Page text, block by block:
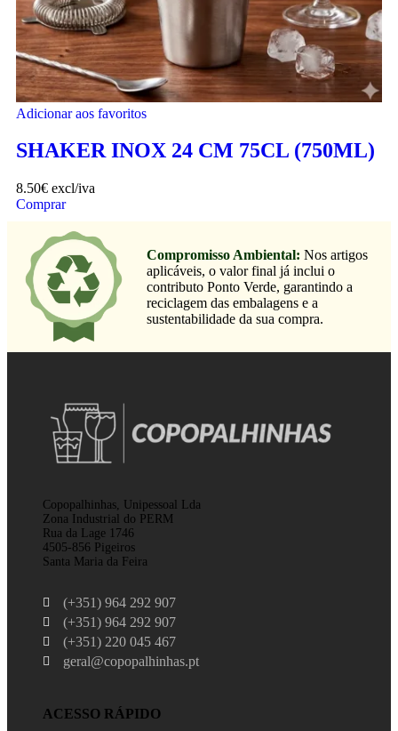
Adicionar aos favoritos
SHAKER INOX 24 CM 75CL (750ML)
8.50€ excl/iva
Comprar
Compromisso Ambiental: Nos artigos
aplicáveis, o valor final já inclui o
contributo Ponto Verde, garantindo a
reciclagem das embalagens e a
sustentabilidade da sua compra.
Copopalhinhas, Unipessoal Lda
Zona Industrial do PERM
Rua da Lage 1746
4505-856 Pigeiros
Santa Maria da Feira
(+351) 964 292 907
(+351) 964 292 907
(+351) 220 045 467
geral@copopalhinhas.pt
ACESSO RÁPIDO